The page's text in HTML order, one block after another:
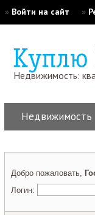
» Войти на сайт »
Недвижимость:
Недвижимость
Добро пожаловать,
Логин: